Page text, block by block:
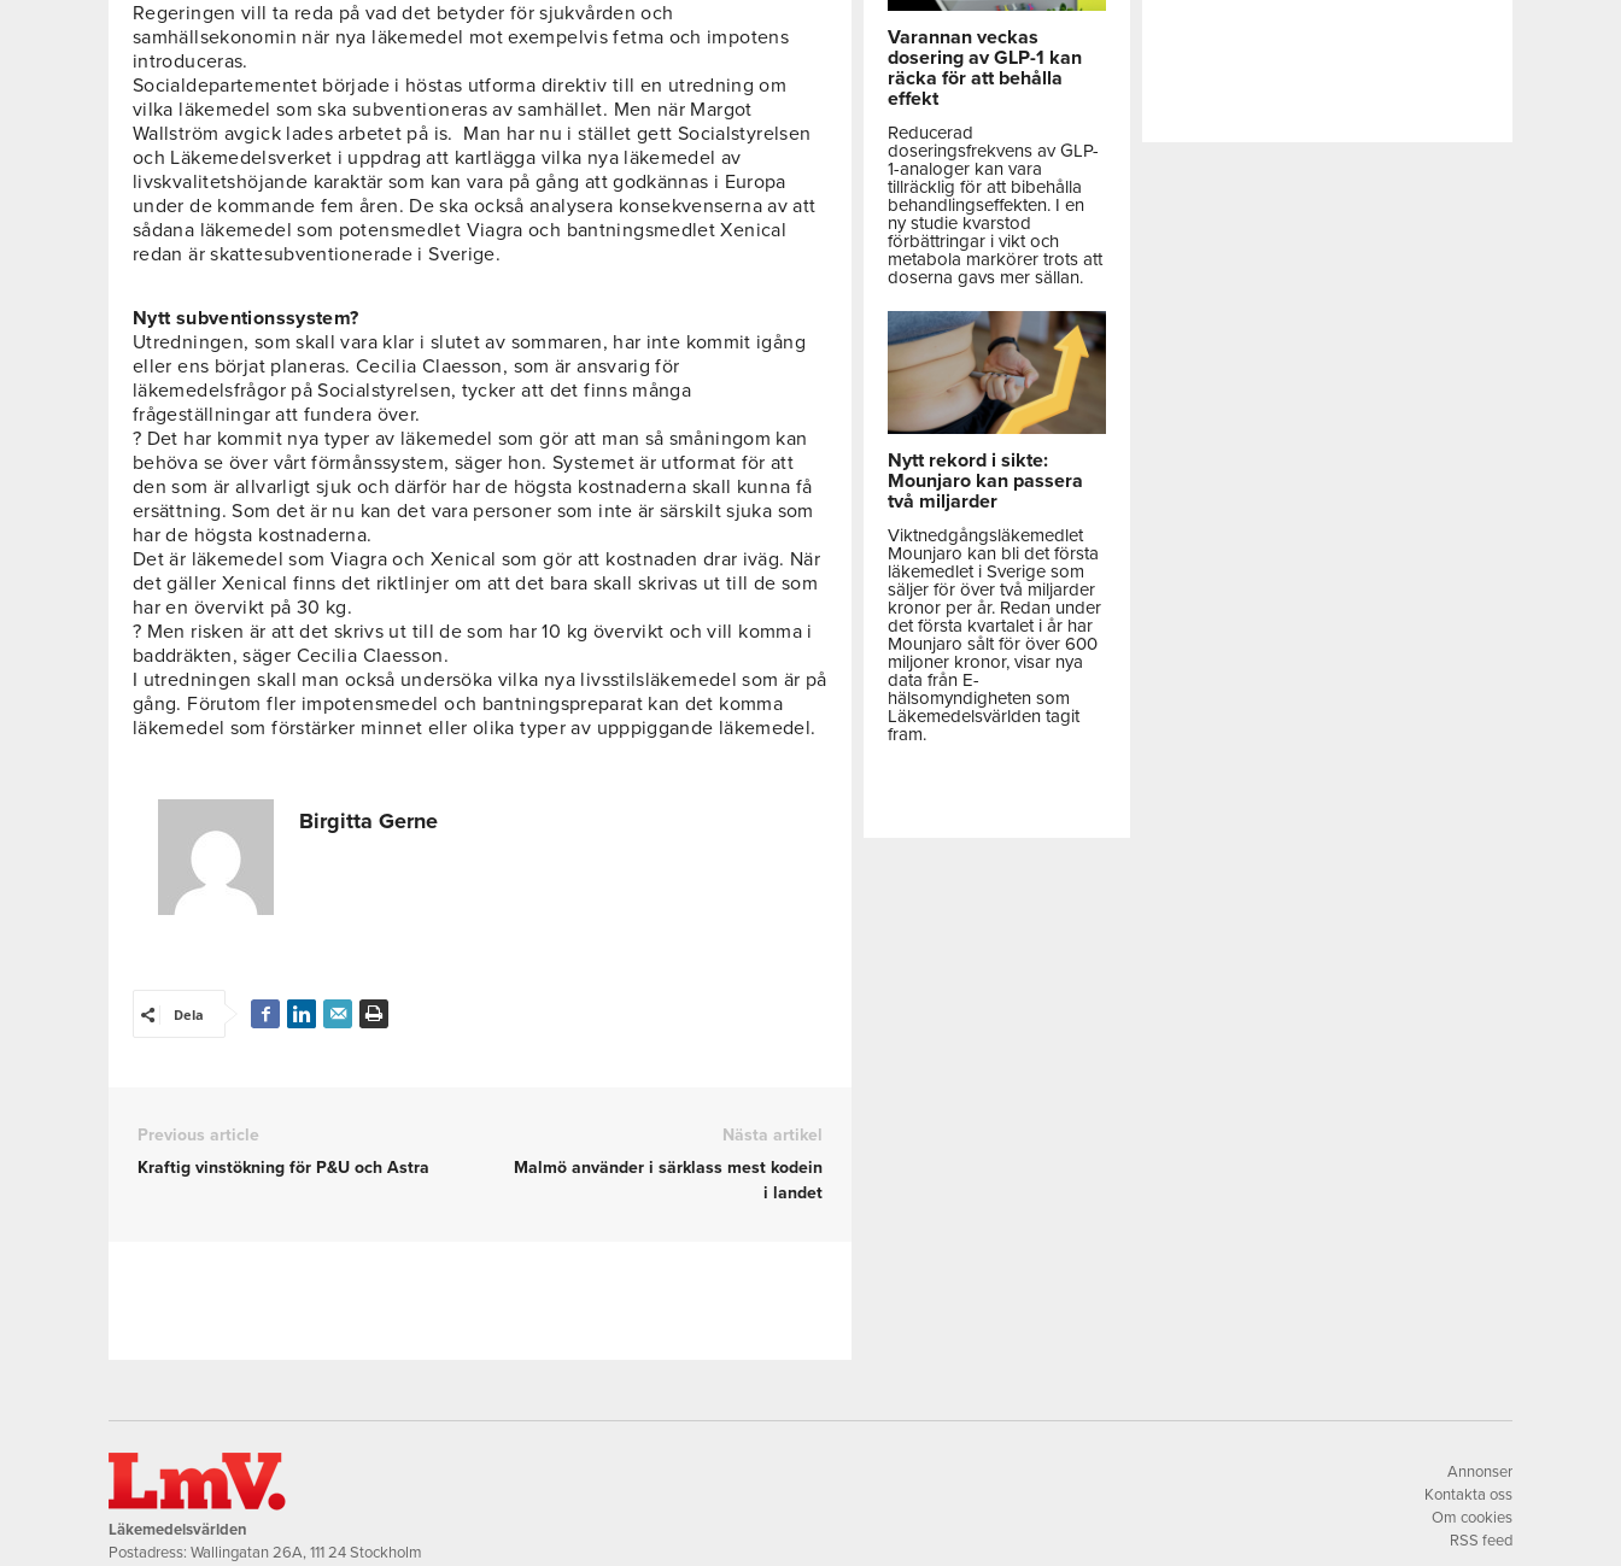
Regeringen vill ta reda på vad det betyder för sjukvården och
samhällsekonomin när nya läkemedel mot exempelvis fetma och impotens
introduceras.
Socialdepartementet började i höstas utforma direktiv till en utredning om
vilka läkemedel som ska subventioneras av samhället. Men när Margot
Wallström avgick lades arbetet på is. Man har nu i stället gett Socialstyrelsen
och Läkemedelsverket i uppdrag att kartlägga vilka nya läkemedel av
livskvalitetshöjande karaktär som kan vara på gång att godkännas i Europa
under de kommande fem åren. De ska också analysera konsekvenserna av att
sådana läkemedel som potensmedlet Viagra och bantningsmedlet Xenical
redan är skattesubventionerade i Sverige.
Nytt subventionssystem?
Utredningen, som skall vara klar i slutet av sommaren, har inte kommit igång
eller ens börjat planeras. Cecilia Claesson, som är ansvarig för
läkemedelsfrågor på Socialstyrelsen, tycker att det finns många
frågeställningar att fundera över.
? Det har kommit nya typer av läkemedel som gör att man så småningom kan
behöva se över vårt förmånssystem, säger hon. Systemet är utformat för att
den som är allvarligt sjuk och därför har de högsta kostnaderna skall kunna få
ersättning. Som det är nu kan det vara personer som inte är särskilt sjuka som
har de högsta kostnaderna.
Det är läkemedel som Viagra och Xenical som gör att kostnaden drar iväg. När
det gäller Xenical finns det riktlinjer om att det bara skall skrivas ut till de som
har en övervikt på 30 kg.
? Men risken är att det skrivs ut till de som har 10 kg övervikt och vill komma i
baddräkten, säger Cecilia Claesson.
I utredningen skall man också undersöka vilka nya livsstilsläkemedel som är på
gång. Förutom fler impotensmedel och bantningspreparat kan det komma
läkemedel som förstärker minnet eller olika typer av upppiggande läkemedel.
Birgitta Gerne
Dela
Previous article
Kraftig vinstökning för P&U och Astra
Nästa artikel
Malmö använder i särklass mest kodein
i landet
Varannan veckas
dosering av GLP-1 kan
räcka för att behålla
effekt
Reducerad
doseringsfrekvens av GLP-
1-analoger kan vara
tillräcklig för att bibehålla
behandlingseffekten. I en
ny studie kvarstod
förbättringar i vikt och
metabola markörer trots att
doserna gavs mer sällan.
Nytt rekord i sikte:
Mounjaro kan passera
två miljarder
Viktnedgångsläkemedlet
Mounjaro kan bli det första
läkemedlet i Sverige som
säljer för över två miljarder
kronor per år. Redan under
det första kvartalet i år har
Mounjaro sålt för över 600
miljoner kronor, visar nya
data från E-
hälsomyndigheten som
Läkemedelsvärlden tagit
fram.
Läkemedelsvärlden
Postadress: Wallingatan 26A, 111 24 Stockholm
Annonser
Kontakta oss
Om cookies
RSS feed